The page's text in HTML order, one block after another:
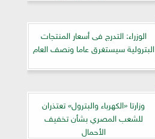
الوزراء: التدرج فى أسعار المنتجات
البترولية سيستغرق عاما ونصف العام
وزارتا «الكهرباء والبترول» تعتذران
للشعب المصري بشأن تخفيف
الأحمال